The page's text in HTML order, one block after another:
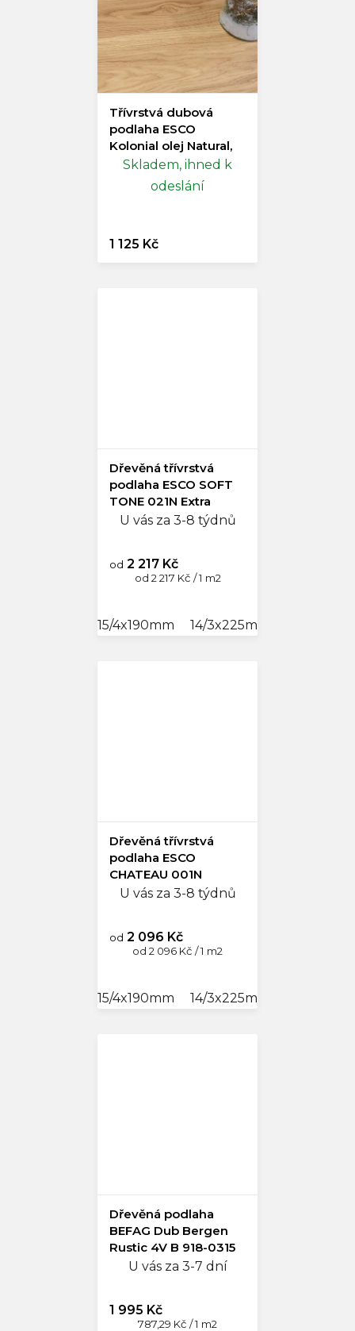
Třívrstvá dubová
podlaha ESCO
Kolonial olej Natural,
13/2x190x1300-
1520mm Doprodej
Skladem, ihned k
odeslání
1 125 Kč
Dřevěná třívrstvá
podlaha ESCO SOFT
TONE 021N Extra
white
U vás za 3-8 týdnů
od 2 217 Kč
Měrná
od 2 217 Kč / 1 m2
15/4x190mm 14/3x225mm
Dřevěná třívrstvá
podlaha ESCO
CHATEAU 001N
Naturel
U vás za 3-8 týdnů
od 2 096 Kč
Měrná
od 2 096 Kč / 1 m2
15/4x190mm 14/3x225mm
Dřevěná podlaha
BEFAG Dub Bergen
Rustic 4V B 918-0315
U vás za 3-7 dní
1 995 Kč
Měrná
787,29 Kč / 1 m2